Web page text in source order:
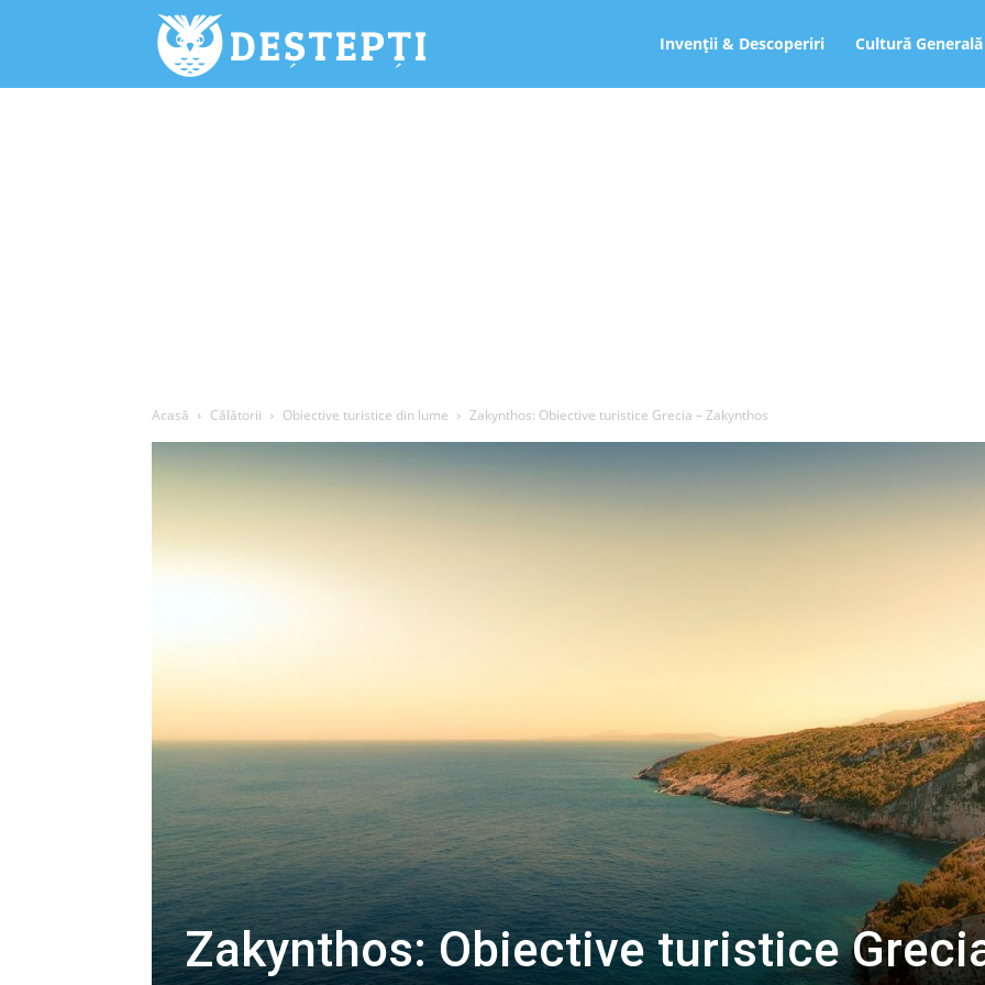
Deștepți.ro Invenții & Descoperiri Cultură Generală
Acasă Călătorii Obiective turistice din lume Zakynthos: Obiective turistice Grecia – Zakynthos
Zakynthos: Obiective turistice